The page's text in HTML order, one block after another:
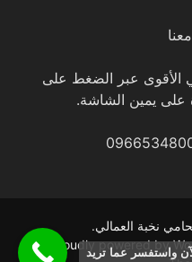
الأقوى عبر الضغط على
على يمين الشاشة.
نخبة العمالي.
Proudly powered by
واستفسر عما تريد